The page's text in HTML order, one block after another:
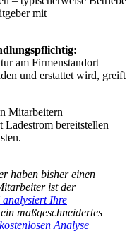
mit
am Firmenstandort
und erstattet wird, greift
Mitarbeitern
Ladestrom bereitstellen
haben bisher einen
ist der
analysiert Ihre
maßgeschneidertes
Analyse